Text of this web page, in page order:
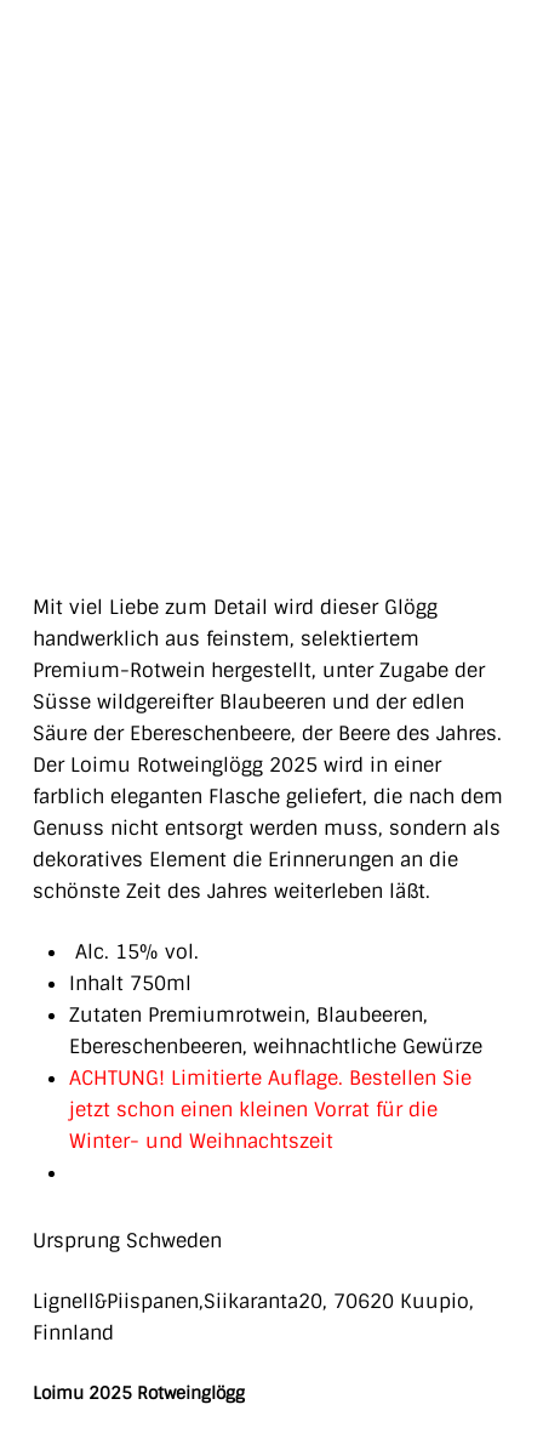
Mit viel Liebe zum Detail wird dieser Glögg
handwerklich aus feinstem, selektiertem
Premium-Rotwein hergestellt, unter Zugabe der
Süsse wildgereifter Blaubeeren und der edlen
Säure der Ebereschenbeere, der Beere des Jahres.
Der Loimu Rotweinglögg 2025 wird in einer
farblich eleganten Flasche geliefert, die nach dem
Genuss nicht entsorgt werden muss, sondern als
dekoratives Element die Erinnerungen an die
schönste Zeit des Jahres weiterleben läßt.
Alc. 15% vol.
Inhalt 750ml
Zutaten Premiumrotwein, Blaubeeren,
Ebereschenbeeren, weihnachtliche Gewürze
ACHTUNG! Limitierte Auflage. Bestellen Sie
jetzt schon einen kleinen Vorrat für die
Winter- und Weihnachtszeit
Ursprung Schweden
Lignell&Piispanen,Siikaranta20, 70620 Kuupio,
Finnland
Loimu 2025 Rotweinglögg